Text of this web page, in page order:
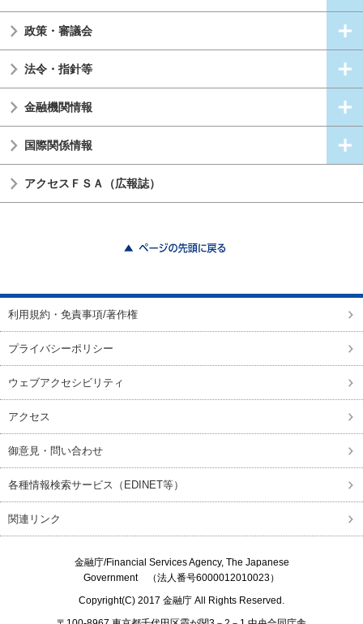
政策・審議会
法令・指針等
金融機関情報
国際関係情報
アクセスＦＳＡ（広報誌）
利用規約・免責事項/著作権
プライバシーポリシー
ウェブアクセシビリティ
アクセス
御意見・問い合わせ
各種情報検索サービス（EDINET等）
関連リンク
金融庁/Financial Services Agency, The Japanese
Government（法人番号6000012010023）
Copyright(C) 2017 金融庁 All Rights Reserved.